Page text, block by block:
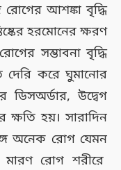
আশঙ্কা বৃদ্ধি
হরমোনের ক্ষরণ
সম্ভাবনা বৃদ্ধি
দেরি করে ঘুমানোর
ডিসঅর্ডার, উদ্বেগ
ক্ষতি হয়। সারাদিন
অনেক রোগ যেমন
মারণ রোগ শরীরে